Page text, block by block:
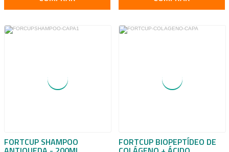
FORTCUP SHAMPOO FORTCUP BIOPEPTÍDEO DE